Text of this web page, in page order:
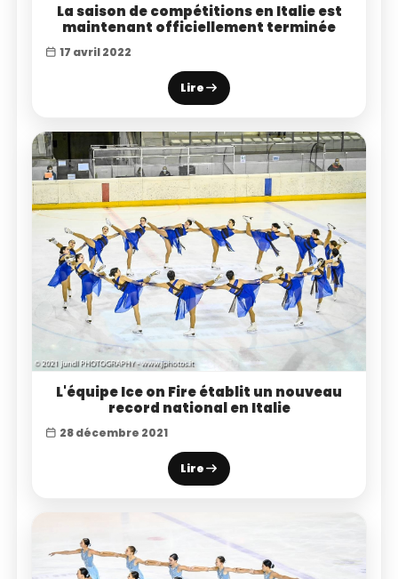
La saison de compétitions en Italie est
maintenant officiellement terminée
17 avril 2022
Lire
L'équipe Ice on Fire établit un nouveau
record national en Italie
28 décembre 2021
Lire